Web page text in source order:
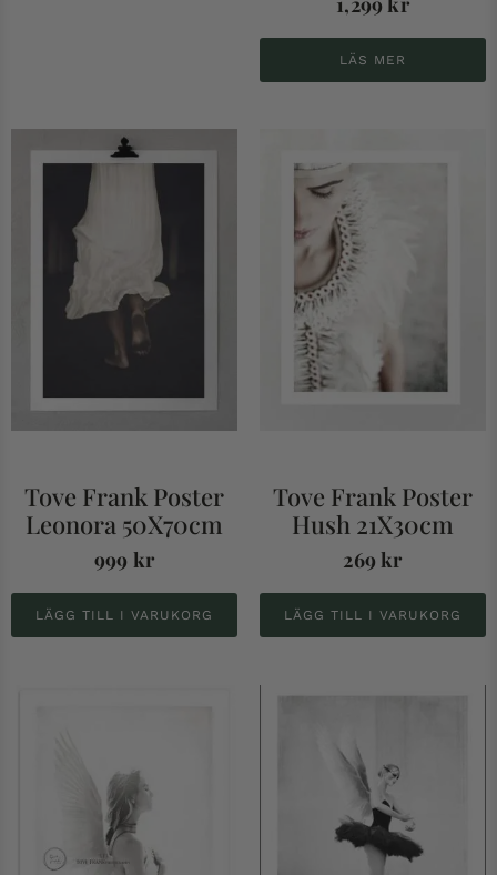
LÄS MER
Tove Frank Poster
Leonora 50X70cm
999 kr
LÄGG TILL I VARUKORG
Tove Frank Poster
Hush 21X30cm
269kr
LÄGG TILL I VARUKORG